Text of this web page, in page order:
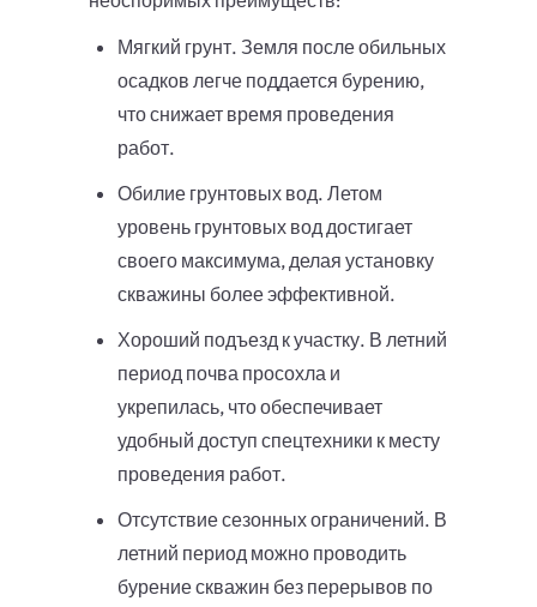
Мягкий грунт. Земля после обильных
осадков легче поддается бурению,
что снижает время проведения
работ.
Обилие грунтовых вод. Летом
уровень грунтовых вод достигает
своего максимума, делая установку
скважины более эффективной.
Хороший подъезд к участку. В летний
период почва просохла и
укрепилась, что обеспечивает
удобный доступ спецтехники к месту
проведения работ.
Отсутствие сезонных ограничений. В
летний период можно проводить
бурение скважин без перерывов по